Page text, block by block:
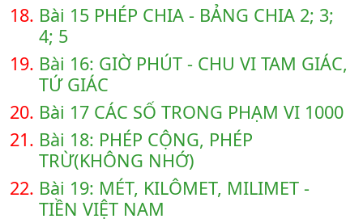
18. Bài 15 PHÉP CHIA - BẢNG CHIA 2; 3;
4; 5
19. Bài 16: GIỜ PHÚT - CHU VI TAM GIÁC,
TỨ GIÁC
20. Bài 17 CÁC SỐ TRONG PHẠM VI 1000
21. Bài 18: PHÉP CỘNG, PHÉP
TRỪ(KHÔNG NHỚ)
22. Bài 19: MÉT, KILÔMET, MILIMET -
TIỀN VIỆT NAM